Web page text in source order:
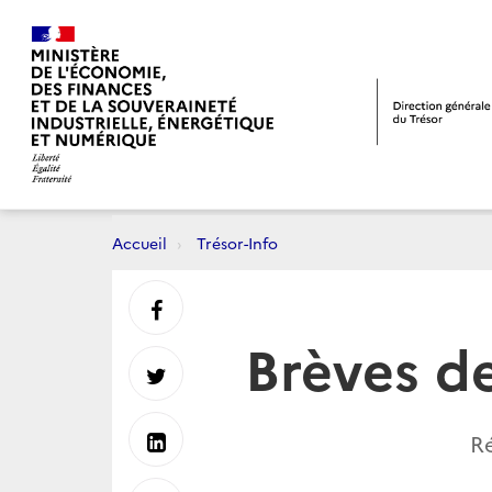
Accueil Trésor-Info
Brèves
Partager
sur
Partager
sur
Partager